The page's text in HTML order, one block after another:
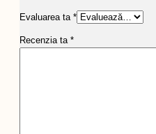
Evaluarea ta *
Recenzia ta *